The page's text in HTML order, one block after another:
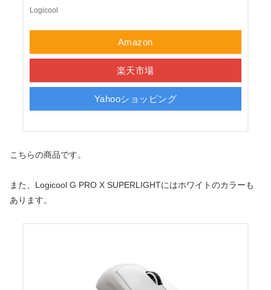
Logicool
Amazon
楽天市場
Yahooショッピング
こちらの商品です。
また、Logicool G PRO X SUPERLIGHTにはホワイトのカラーも
あります。